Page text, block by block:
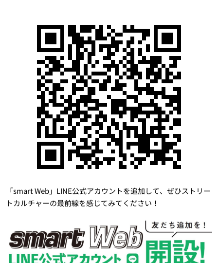
「smart Web」LINE公式アカウントを追加して、ぜひストリー
トカルチャーの最前線を感じてみてください！